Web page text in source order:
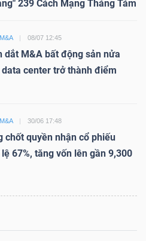
239 Cách Mạng Tháng Tám
08/07 12:45
dắt M&A bất động sản nửa
center trở thành điểm
30/06 17:48
chốt quyền nhận cổ phiếu
67%, tăng vốn lên gần 9,300